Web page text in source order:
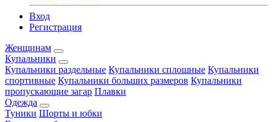
Вход
Регистрация
Женщинам
Купальники
Купальники раздельные Купальники сплошные Купальники
спортивные Купальники больших размеров Купальники
пропускающие загар Плавки
Одежда
Туники Шорты и юбки